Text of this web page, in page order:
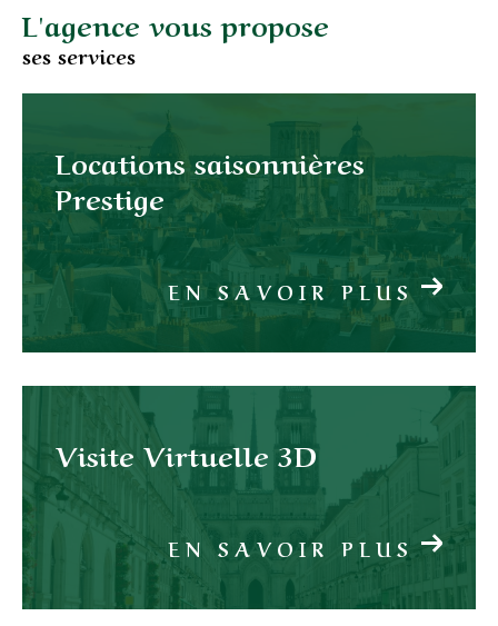
L'agence vous propose
ses services
Locations saisonnières
Prestige
EN SAVOIR PLUS
Visite Virtuelle 3D
EN SAVOIR PLUS